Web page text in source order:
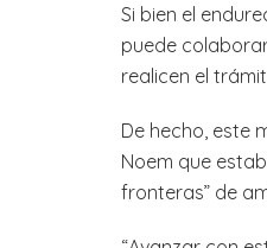
Si bien el
puede
realicen el
De hecho, este
Noem que
fronteras” de